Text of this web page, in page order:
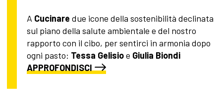
A Cucinare due icone della sostenibilità declinata
sul piano della salute ambientale e del nostro
rapporto con il cibo, per sentirci in armonia dopo
ogni pasto: Tessa Gelisioe Giulia Biondi
APPROFONDISCI